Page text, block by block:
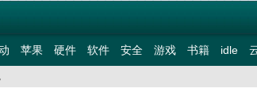
苹果 硬件 软件 安全 游戏 书籍 idle